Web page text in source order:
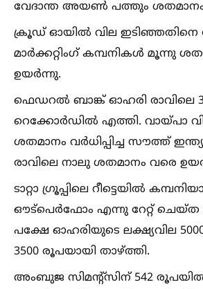
വേദാന്ത അയണ്‍ പത്തും
ക്രൂഡ് ഓയില്‍ വില
മാർക്കറ്റിംഗ് കമ്പനികള്‍ മൂന്നു
ഉയർന്നു.
ഫെഡറല്‍ ബാങ്ക് ഓഹരി രാവിലെ
റെക്കോർഡില്‍ എത്തി. വായ്പാ
ശതമാനം വർധിപ്പിച്ച സൗത്ത്
രാവിലെ നാലു ശതമാനം വരെ
ടാറ്റാ ഗ്രൂപ്പിലെ റീട്ടെയില്‍
ഔട്പെർഫോം എന്നു റേറ്റ്
പക്ഷേ ഓഹരിയുടെ ലക്ഷ്യവില
3500 രൂപയായി താഴ്ത്തി.
അംബുജ സിമൻ്റ്സിന് 542 രൂപയില്‍